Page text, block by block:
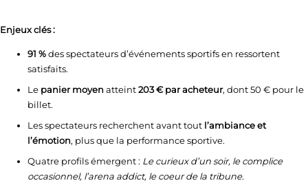
Enjeux clés :
91 %des spectateurs d’événements sportifs en ressortent
satisfaits.
Le panier moyenatteint203 € par acheteur, dont 50 € pour le
billet.
Les spectateurs recherchent avant tout l’ambiance et
l’émotion, plus que la performance sportive.
Quatre profils émergent : Le curieux d’un soir, le complice
occasionnel, l’arena addict, le coeur de la tribune.